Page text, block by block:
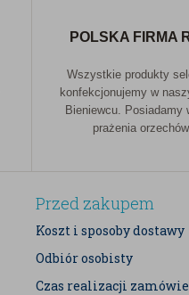
POLSKA FIRMA
Wszystkie produkty
konfekcjonujemy w
Bieniewcu. Posiadamy
prażenia
Przed zakupem
Koszt i sposoby dostawy
Odbiór osobisty
Czas realizacji